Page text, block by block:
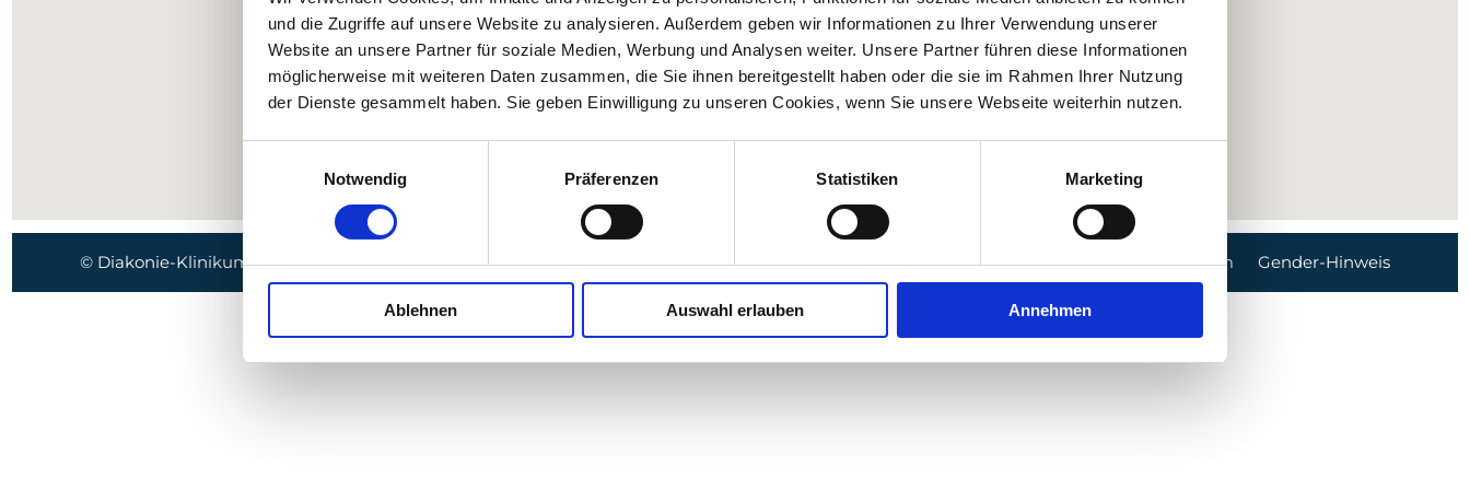
und die Zugriffe auf unsere Website zu analysieren. Außerdem geben wir Informationen zu Ihrer Verwendung unserer
Website an unsere Partner für soziale Medien, Werbung und Analysen weiter. Unsere Partner führen diese Informationen
möglicherweise mit weiteren Daten zusammen, die Sie ihnen bereitgestellt haben oder die sie im Rahmen Ihrer Nutzung
der Dienste gesammelt haben. Sie geben Einwilligung zu unseren Cookies, wenn Sie unsere Webseite weiterhin nutzen.
Notwendig
Präferenzen Statistiken Marketing
Ablehnen Auswahl erlauben Annehmen
Klinikum Stuttgart
klinikum.de
Zum Kontaktformular
FacebookInstagram
YoutubeLinkedin
© Diakonie-Klinikum Stuttgart Datenschutz Impressum Gender-Hinweis